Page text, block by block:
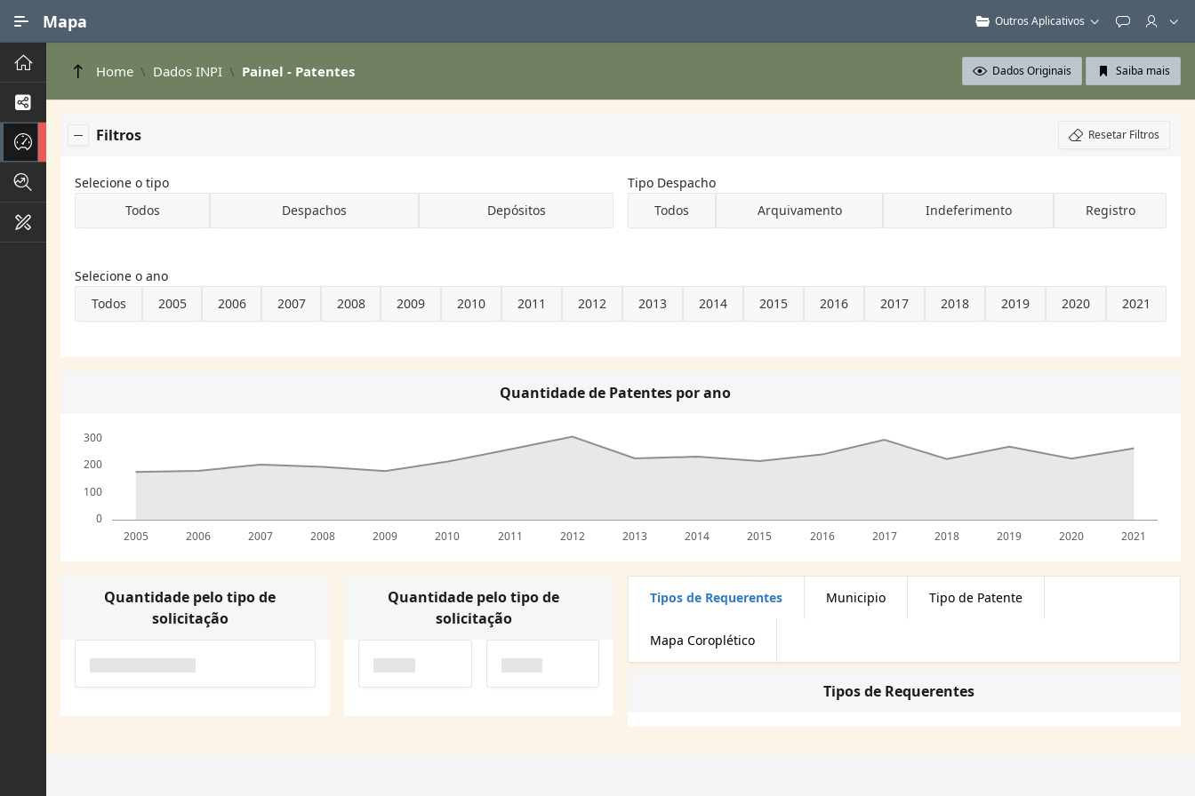
Mapa Outros Aplicativos Feedback
Processos de Negócios
Home Dados INPI Painel - Patentes Dados Originais Saiba mais
Filtros Resetar Filtros
Selecione o tipo
Todos
Despachos Depósitos
Tipo Despacho
Todos
Arquivamento Indeferimento Registro
Selecione o ano
Todos
2005 2006 2007 2008 2009 2010 2011 2012 2013 2014 2015 2016 2017 2018 2019 2020 2021
Quantidade de Patentes por ano
0
100
200
300
2005 2006 2007 2008 2009 2010 2011 2012 2013 2014 2015 2016 2017 2018 2019 2020 2021
Quantidade pelo tipo de
solicitação
Quantidade pelo tipo de
solicitação
Tipos de Requerentes Municipio Tipo de Patente
Mapa Coroplético
Tipos de Requerentes